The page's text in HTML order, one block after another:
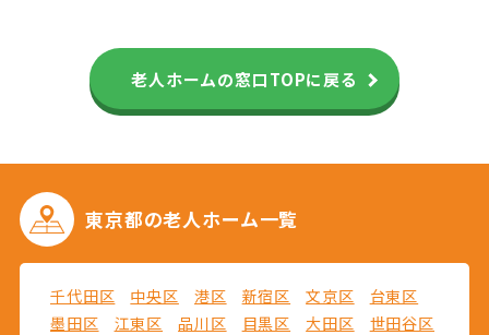
老人ホームの窓口TOPに戻る
東京都の老人ホーム一覧
千代田区 中央区 港区 新宿区 文京区
台東区
墨田区
江東区 品川区 目黒区 大田区
世田谷区